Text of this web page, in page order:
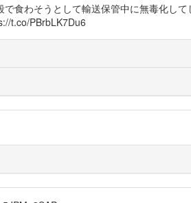
食わそうとして輸送保管中に無毒化して
t.co/PBrbLK7Du6